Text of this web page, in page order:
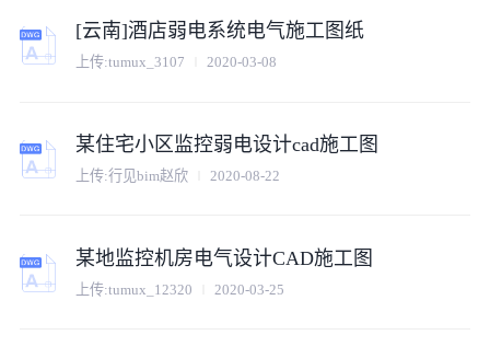
[云南]酒店弱电系统电气施工图纸
上传:tumux_3107 2020-03-08
某住宅小区监控弱电设计cad施工图
上传:行见bim赵欣 2020-08-22
某地监控机房电气设计CAD施工图
上传:tumux_12320 2020-03-25